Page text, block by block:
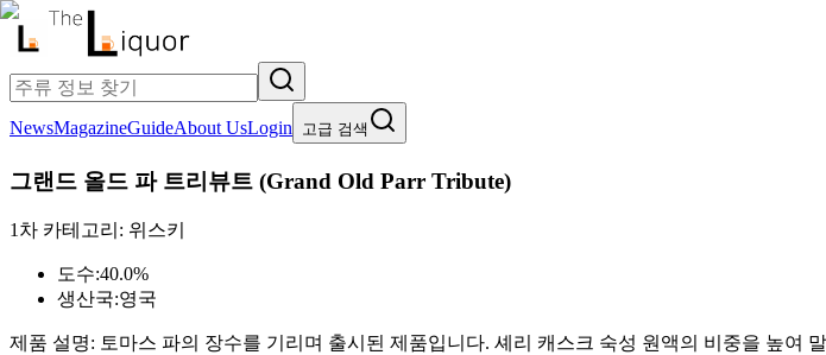
NewsMagazineGuideAbout UsLogin 고급 검색
그랜드 올드 파 트리뷰트 (Grand Old Parr Tribute)
1차 카테고리: 위스키
도수:40.0%
생산국:영국
제품 설명: 토마스 파의 장수를 기리며 출시된 제품입니다. 셰리 캐스크 숙성 원액의 비중을 높여